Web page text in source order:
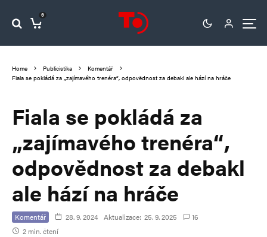
0
Home Publicistika
Komentář
Fiala se pokládá za „zajímavého trenéra“, odpovědnost za debakl ale hází na hráče
Fiala se pokládá za
„zajímavého trenéra“,
odpovědnost za debakl
ale hází na hráče
Komentář 28. 9. 2024 Aktualizace: 25. 9. 2025
16
2 min. čtení